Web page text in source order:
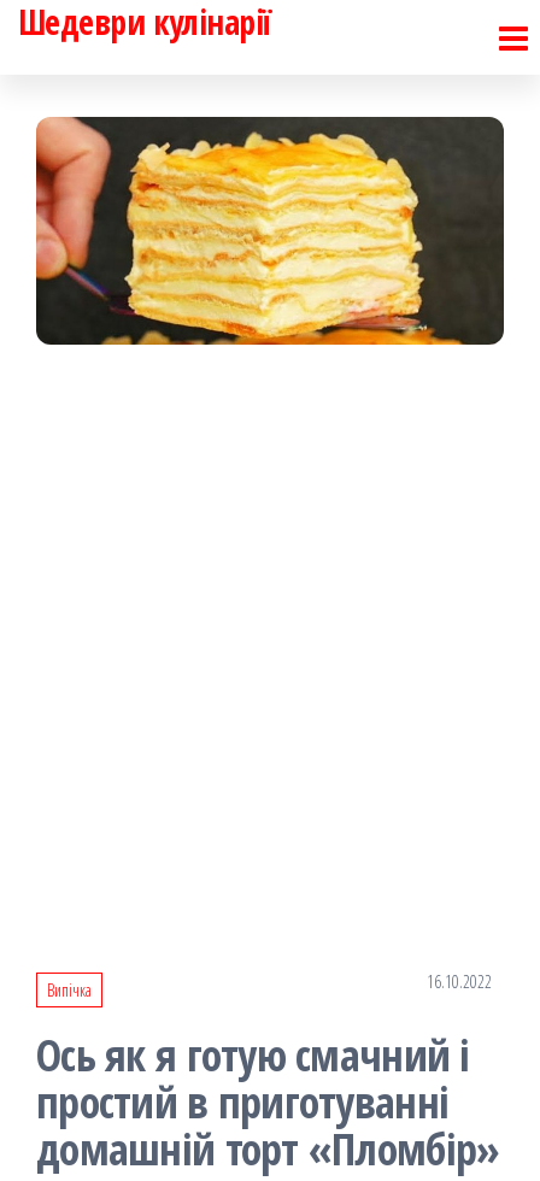
Перейти
Шедеври кулінарії
Випічка 16.10.2022
Ось як я готую смачний і
простий в приготуванні
домашній торт «Пломбір»